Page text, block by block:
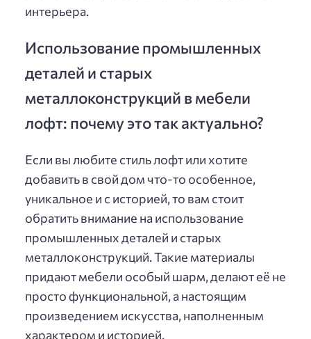
интерьера.
Использование промышленных
деталей и старых
металлоконструкций в мебели
лофт: почему это так актуально?
Если вы любите стиль лофт или хотите
добавить в свой дом что-то особенное,
уникальное и с историей, то вам стоит
обратить внимание на использование
промышленных деталей и старых
металлоконструкций. Такие материалы
придают мебели особый шарм, делают её не
просто функциональной, а настоящим
произведением искусства, наполненным
характером и историей.